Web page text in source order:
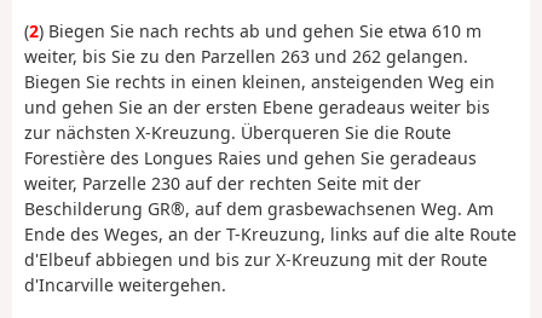
(2) Biegen Sie nach rechts ab und gehen Sie etwa 610 m
weiter, bis Sie zu den Parzellen 263 und 262 gelangen.
Biegen Sie rechts in einen kleinen, ansteigenden Weg ein
und gehen Sie an der ersten Ebene geradeaus weiter bis
zur nächsten X-Kreuzung. Überqueren Sie die Route
Forestière des Longues Raies und gehen Sie geradeaus
weiter, Parzelle 230 auf der rechten Seite mit der
Beschilderung GR®, auf dem grasbewachsenen Weg. Am
Ende des Weges, an der T-Kreuzung, links auf die alte Route
d'Elbeuf abbiegen und bis zur X-Kreuzung mit der Route
d'Incarville weitergehen.